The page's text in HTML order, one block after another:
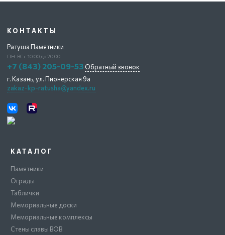
КАТАЛОГ
Памятники
Ограды
Таблички
Мемориальные доски
Мемориальные комплексы
Стены славы ВОВ
КОНТАКТЫ
Ратуша Памятники
ПН-ВС с 10:00 до 20:00
+7 (843) 205-09-53 Обратный звонок
г. Казань,ул. Пионерская 9а
zakaz-kp-ratusha@yandex.ru